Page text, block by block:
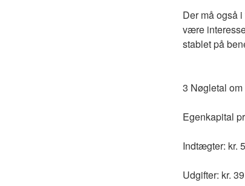
Der må også
være
stablet på
3 Nøgletal
Egenkapital
Indtægter: kr.
Udgifter: kr.